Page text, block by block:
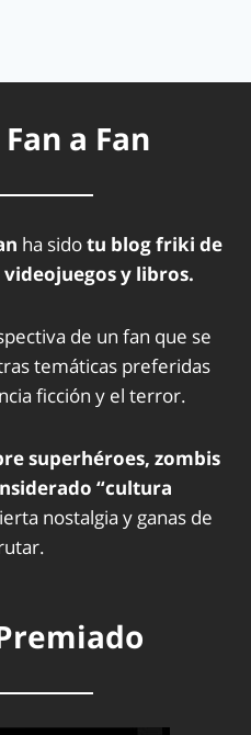
a Fan
ha sidotu blog friki de
y libros.
de un fan que se
temáticas preferidas
ficción y el terror.
superhéroes, zombis
“cultura
nostalgia y ganas de